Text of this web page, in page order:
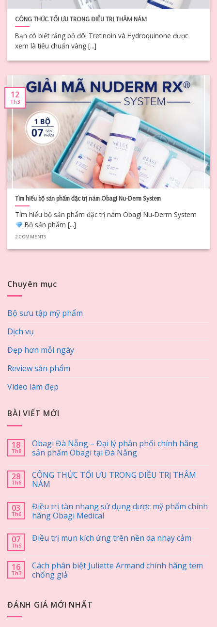
CÔNG THỨC TỐI ƯU TRONG ĐIỀU TRỊ THÂM NÁM
Bạn có biết rằng bộ đôi Tretinoin và Hydroquinone được
xem là tiêu chuẩn vàng [...]
Tìm hiểu bộ sản phẩm đặc trị nám Obagi Nu-Derm System
Tìm hiểu bộ sản phẩm đặc trị nám Obagi Nu-Derm System
Bộ sản phẩm [...]
2 COMMENTS
12
Th3
Chuyên mục
Bộ sưu tập mỹ phẩm
Dịch vụ
Đẹp hơn mỗi ngày
Review sản phẩm
Video làm đẹp
BÀI VIẾT MỚI
18
Th8
Obagi Đà Nẵng – Đại lý phân phối chính hãng
sản phẩm Obagi tại Đà Nẵng
28
Th6
CÔNG THỨC TỐI ƯU TRONG ĐIỀU TRỊ THÂM
NÁM
03
Th6
Điều trị tàn nhang sử dụng dược mỹ phẩm chính
hãng Obagi Medical
07
Th5
Điều trị mụn kích ứng trên nền da nhạy cảm
16
Th3
Cách phân biệt Juliette Armand chính hãng tem
chống giả
ĐÁNH GIÁ MỚI NHẤT